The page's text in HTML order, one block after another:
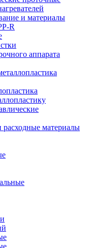
и материалы
R
аппарата
расходные материалы